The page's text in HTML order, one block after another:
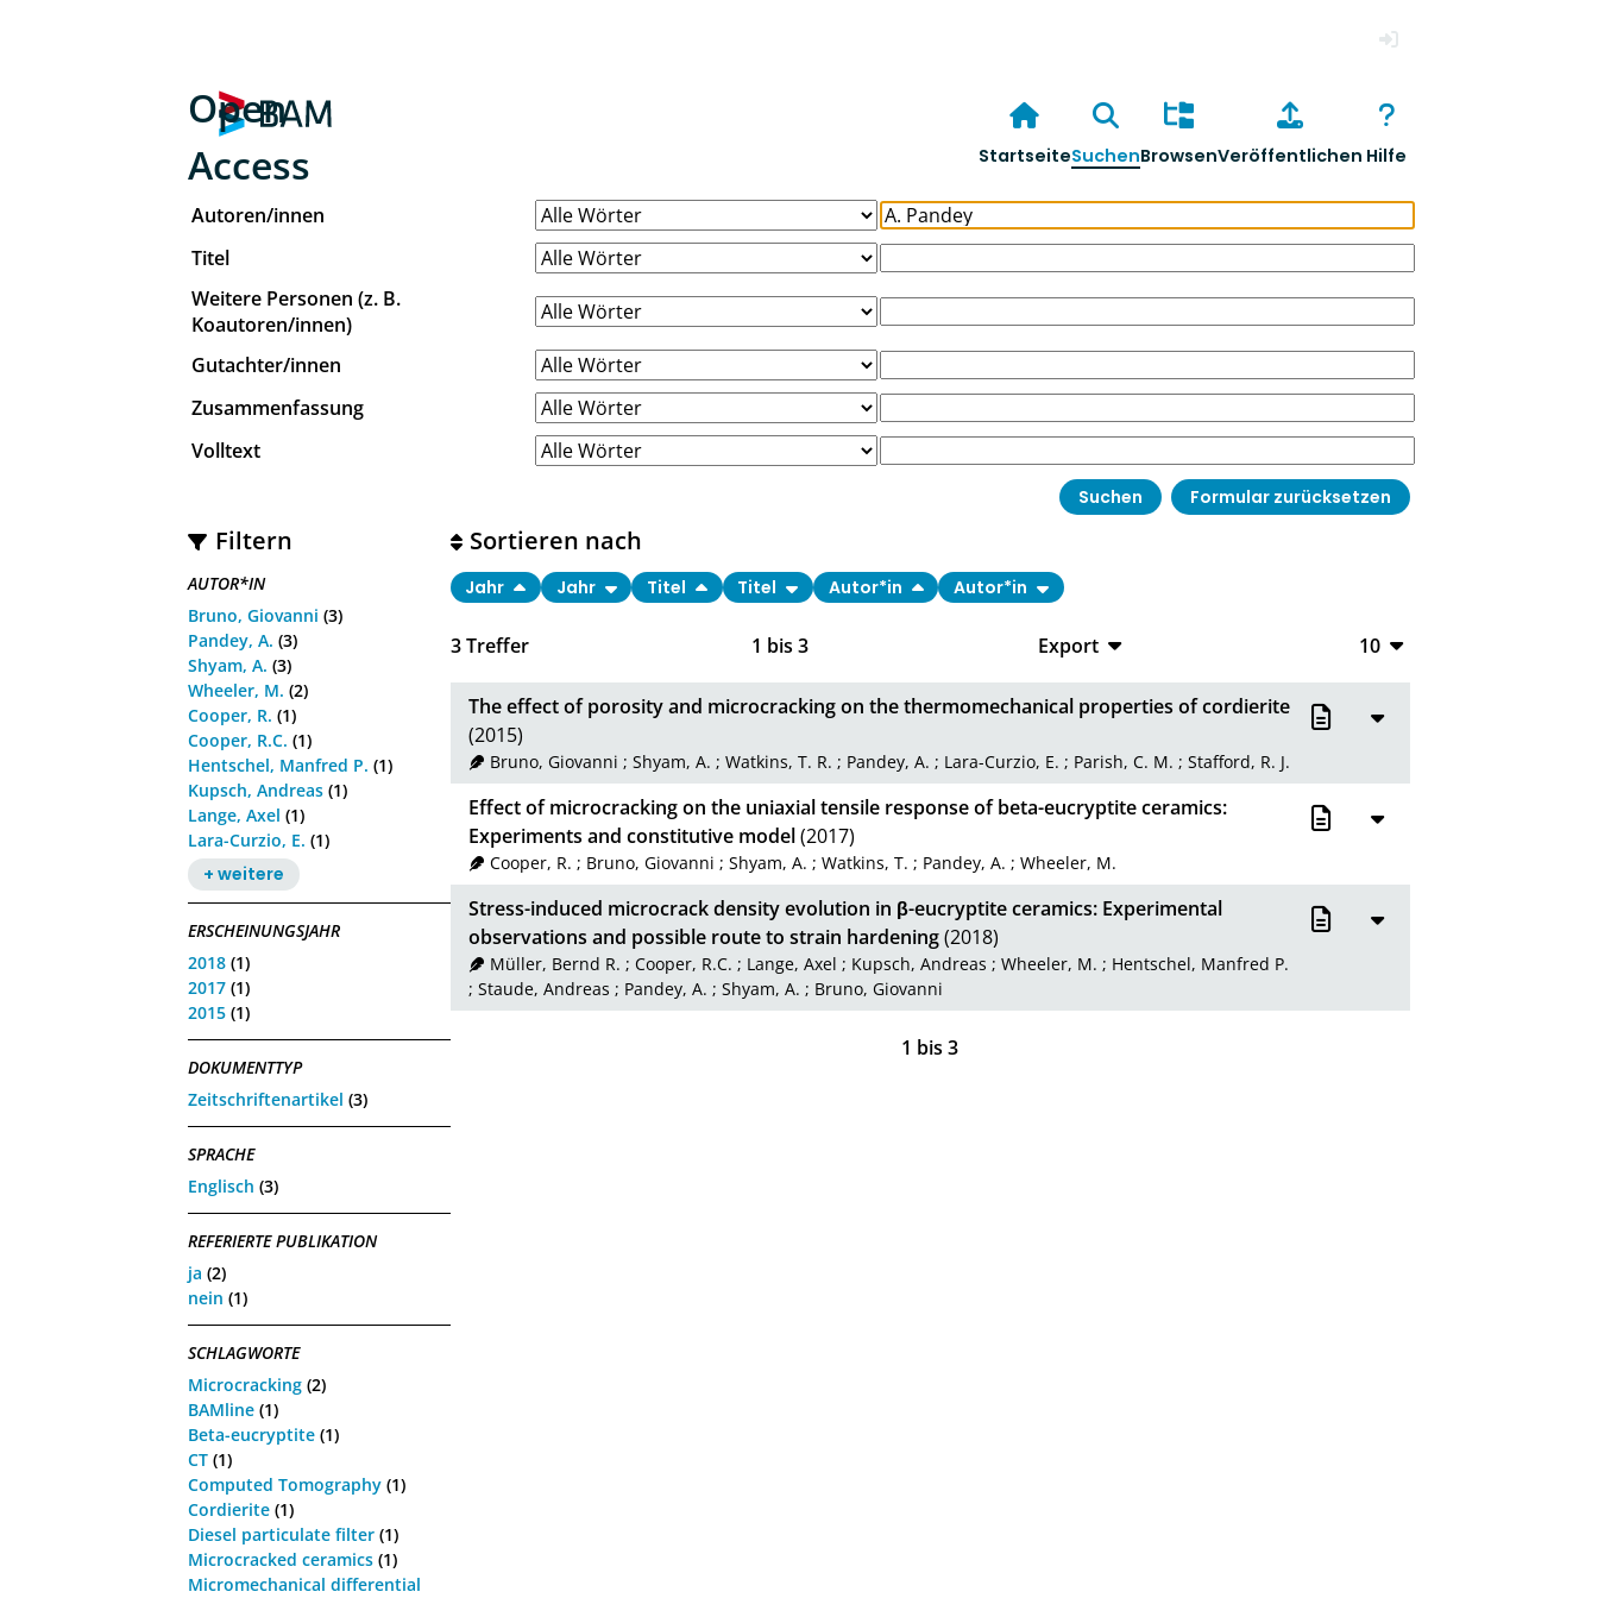
Open
Access
StartseiteSuchenBrowsenVeröffentlichen Hilfe
Autoren/innen
Titel
Weitere Personen (z. B.
Koautoren/innen)
Gutachter/innen
Zusammenfassung
Volltext
Filtern
AUTOR*IN
Bruno, Giovanni (3)
Pandey, A. (3)
Shyam, A. (3)
Wheeler, M. (2)
Cooper, R. (1)
Cooper, R.C. (1)
Hentschel, Manfred P. (1)
Kupsch, Andreas (1)
Lange, Axel (1)
Lara-Curzio, E. (1)
+ weitere
ERSCHEINUNGSJAHR
2018 (1)
2017 (1)
2015 (1)
DOKUMENTTYP
Zeitschriftenartikel (3)
SPRACHE
Englisch (3)
REFERIERTE PUBLIKATION
ja (2)
nein (1)
SCHLAGWORTE
Microcracking (2)
BAMline (1)
Beta-eucryptite (1)
CT (1)
Computed Tomography (1)
Cordierite (1)
Diesel particulate filter (1)
Microcracked ceramics (1)
Micromechanical differential
3Treffer 1 bis 3
Export
CSV
XML
10
10
20
50
100
Sortieren nach
Jahr Jahr Titel Titel Autor*in Autor*in
The effect of porosity and microcracking on the thermomechanical properties of cordierite
(2015)
Bruno, Giovanni ;Shyam, A. ;Watkins, T. R. ; Pandey, A. ; Lara-Curzio, E. ; Parish, C. M. ;Stafford, R. J.
Effect of microcracking on the uniaxial tensile response of beta-eucryptite ceramics:
Experiments and constitutive model(2017)
Cooper, R. ; Bruno, Giovanni ;Shyam, A. ;Watkins, T. ; Pandey, A. ;Wheeler, M.
Stress-induced microcrack density evolution in β-eucryptite ceramics: Experimental
observations and possible route to strain hardening(2018)
Müller, Bernd R. ;Cooper, R.C. ; Lange, Axel ; Kupsch, Andreas ;Wheeler, M. ; Hentschel, Manfred P.
; Staude, Andreas ; Pandey, A. ; Shyam, A. ; Bruno, Giovanni
1 bis3